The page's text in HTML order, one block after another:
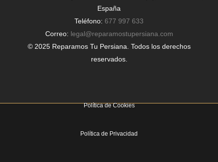
España
Teléfono: 677 997 633
Correo: legal@reparamostupersiana.com
© 2025 Reparamos Tu Persiana. Todos los derechos
reservados.
Política de Cookies
Política de Privacidad